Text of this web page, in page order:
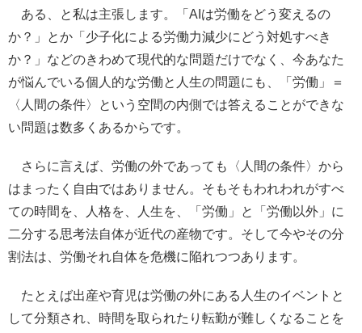
ある、と私は主張します。「AIは労働をどう変えるの
か？」とか「少子化による労働力減少にどう対処すべき
か？」などのきわめて現代的な問題だけでなく、今あなた
が悩んでいる個人的な労働と人生の問題にも、「労働」＝
〈人間の条件〉という空間の内側では答えることができな
い問題は数多くあるからです。
さらに言えば、労働の外であっても〈人間の条件〉から
はまったく自由ではありません。そもそもわれわれがすべ
ての時間を、人格を、人生を、「労働」と「労働以外」に
二分する思考法自体が近代の産物です。そして今やその分
割法は、労働それ自体を危機に陥れつつあります。
たとえば出産や育児は労働の外にある人生のイベントと
して分類され、時間を取られたり転勤が難しくなることを